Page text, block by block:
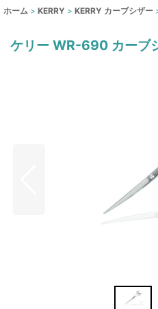
ホーム > KERRY > KERRY カーブシザー
ケリー WR-690 カーブ